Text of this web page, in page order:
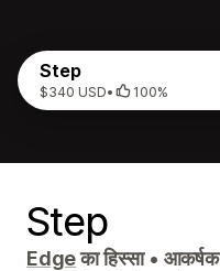
Step
$340 USD• 100%
Step
Edgeका हिस्सा • आकर्षक